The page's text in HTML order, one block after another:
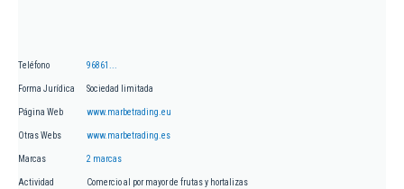
Teléfono 96861...
Forma Jurídica Sociedad limitada
Página Web www.marbetrading.eu
Otras Webs www.marbetrading.es
Marcas 2 marcas
Actividad Comercio al por mayor de frutas y hortalizas